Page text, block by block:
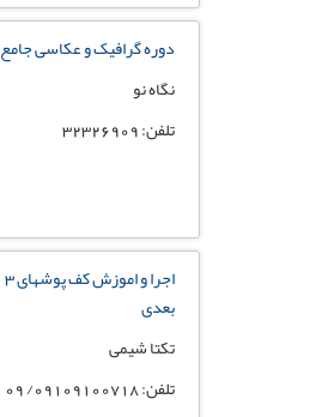
دوره گرافیک و عکاسی جامع
نگاه نو
تلفن: 32326909
اجرا و اموزش کف پوشهای 3
بعدی
تکتا شیمی
تلفن: 09109100718/ 09